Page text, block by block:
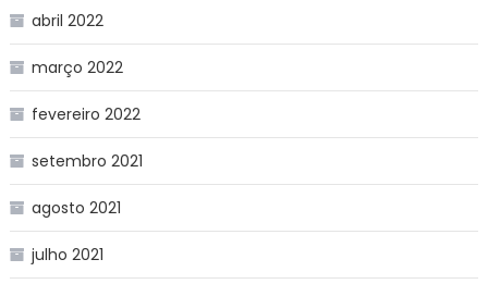
abril 2022
março 2022
fevereiro 2022
setembro 2021
agosto 2021
julho 2021